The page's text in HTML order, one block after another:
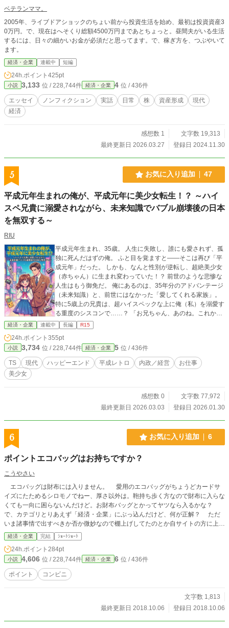
ベテランママ。
2005年、ライブドアショックのちょい前から投資生活を始め、最初は投資資産3
0万円。で、現在はへそくり総額4500万円まであとちょっと。昼間夫がいる生活
するには、日々の細かいお金が必須だと思ってます。で、稼ぎ方を、つぶやいて
ます。
経済・企業 連載中 短編
24h.ポイント 425pt
小説 3,133 位 / 228,744件 経済・企業 4 位 / 436件
エッセイ ノンフィクション 実話 日常 株 資産形成
現代
経済
感想数 1
文字数 19,313
最終更新日 2026.03.27
登録日 2024.11.30
5 お気に入り追加 47
平成元年生まれの俺が、平成元年に美少女転生！？ ～ハイ
スペ兄貴に溺愛されながら、未来知識でバブル崩壊後の日本
を無双する～
RIU
平成元年生まれ、35歳。 人生に失敗し、誰にも愛されず、孤
独に死んだはずの俺。 ふと目を覚ますと――そこは再び「平
成元年」だった。 しかも、なんと性別が逆転し、超絶美少女
（赤ちゃん）に生まれ変わっていた！？ 前世のような悲惨な
人生はもう御免だ。 俺にあるのは、35年分のアドバンテージ
（未来知識）と、前世にはなかった「愛してくれる家族」。
特に5歳上の兄貴は、超ハイスペックな上に俺（私）を溺愛す
る重度のシスコンで……？ 「お兄ちゃん、あのね。これから
は『IT』がくるよ！」 株価も流行も全てお見通し。 中身は30
代の俺が、天使の愛嬌と悪魔的知識を武器に、兄を操り（プ
ロデュースし）、バブル崩壊後の日本をイージーモードで駆
け上がる！ 懐かしの平成レトロ×ＴＳ転生×爽快サクセススト
ーリー、開幕！
経済・企業 連載中 長編 R15
24h.ポイント 355pt
小説 3,734 位 / 228,744件 経済・企業 5 位 / 436件
TS 現代 ハッピーエンド 平成レトロ 内政／経営
お仕事
美少女
感想数 0
文字数 77,972
最終更新日 2026.03.03
登録日 2026.01.30
6 お気に入り追加 6
ポイントエコバッグはお持ちですか？
こうやさい
エコバッグは財布には入りません。 愛用のエコバッグがちょうどカードサ
イズにたためるシロモノでねー、厚さ以外は。鞄持ち歩く方なので財布に入らな
くても一向に困らないんだけど。お財布バッグとかってヤツなら入るかな？
で、カテゴリとりあえず「経済・企業」にぶっ込んだけど、何が正解？ ただ
いま諸事情で出すべきか否か微妙なので棚上げしてたのとか自サイトの方に上げ
るべきかどうか悩んでたのとか大昔のとかを放出中です。見直しもあまり出来な
いのでいつも以上に誤字脱字等も多いです。ご了承下さい。 後で消す私信。
ただいまWindows10に環境移行中です。よっていろいろ滞ってます。なんか
日々動作が遅くなってフリーズの回数が増えてるんだけど……なんか致命的にや
ばいところの設定ミスってる？
経済・企業 完結 ｼｮｰﾄｼｮｰﾄ
24h.ポイント 284pt
小説 4,606 位 / 228,744件 経済・企業 6 位 / 436件
ポイント コンビニ
文字数 1,813
最終更新日 2018.10.06
登録日 2018.10.06